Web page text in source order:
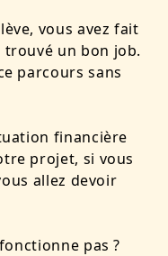
vous avez fait
trouvé un bon job.
parcours sans
financière
projet, si vous
allez devoir
pas ?